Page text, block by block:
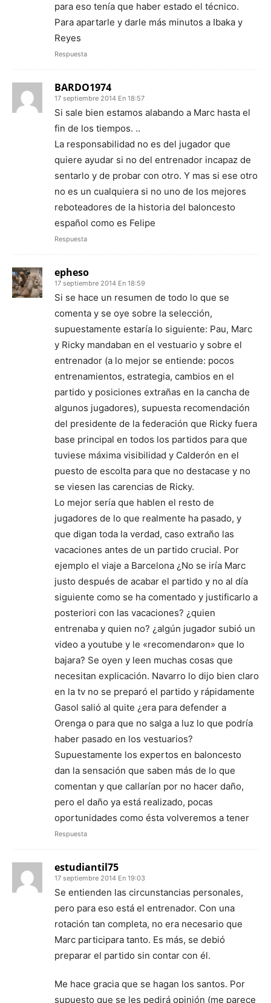
para eso tenía que haber estado el técnico.
Para apartarle y darle más minutos a Ibaka y
Reyes
Respuesta
BARDO1974
17 septiembre 2014 En 18:57
Si sale bien estamos alabando a Marc hasta el
fin de los tiempos. ..
La responsabilidad no es del jugador que
quiere ayudar si no del entrenador incapaz de
sentarlo y de probar con otro. Y mas si ese otro
no es un cualquiera si no uno de los mejores
reboteadores de la historia del baloncesto
español como es Felipe
Respuesta
epheso
17 septiembre 2014 En 18:59
Si se hace un resumen de todo lo que se
comenta y se oye sobre la selección,
supuestamente estaría lo siguiente: Pau, Marc
y Ricky mandaban en el vestuario y sobre el
entrenador (a lo mejor se entiende: pocos
entrenamientos, estrategia, cambios en el
partido y posiciones extrañas en la cancha de
algunos jugadores), supuesta recomendación
del presidente de la federación que Ricky fuera
base principal en todos los partidos para que
tuviese máxima visibilidad y Calderón en el
puesto de escolta para que no destacase y no
se viesen las carencias de Ricky.
Lo mejor sería que hablen el resto de
jugadores de lo que realmente ha pasado, y
que digan toda la verdad, caso extraño las
vacaciones antes de un partido crucial. Por
ejemplo el viaje a Barcelona ¿No se iría Marc
justo después de acabar el partido y no al día
siguiente como se ha comentado y justificarlo a
posteriori con las vacaciones? ¿quien
entrenaba y quien no? ¿algún jugador subió un
video a youtube y le «recomendaron» que lo
bajara? Se oyen y leen muchas cosas que
necesitan explicación. Navarro lo dijo bien claro
en la tv no se preparó el partido y rápidamente
Gasol salió al quite ¿era para defender a
Orenga o para que no salga a luz lo que podría
haber pasado en los vestuarios?
Supuestamente los expertos en baloncesto
dan la sensación que saben más de lo que
comentan y que callarían por no hacer daño,
pero el daño ya está realizado, pocas
oportunidades como ésta volveremos a tener
Respuesta
estudiantil75
17 septiembre 2014 En 19:03
Se entienden las circunstancias personales,
pero para eso está el entrenador. Con una
rotación tan completa, no era necesario que
Marc participara tanto. Es más, se debió
preparar el partido sin contar con él.
Me hace gracia que se hagan los santos. Por
supuesto que se les pedirá opinión (me parece